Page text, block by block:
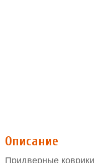
Описание
Придверные